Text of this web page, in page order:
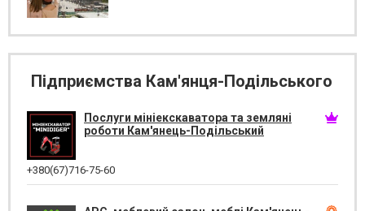
Підприємства Кам'янця-Подільського
Послуги мініекскаватора та земляні
роботи Кам'янець-Подільський
+380(67)716-75-60